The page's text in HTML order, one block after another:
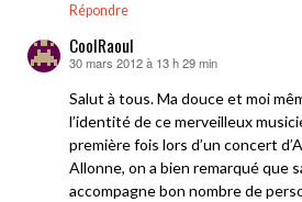
Répondre
CoolRaoul
dit :
30 mars 2012 à 13 h 29 min
Salut à tous. Ma douce et moi
l’identité de ce merveilleux
première fois lors d’un concert
Allonne, on a bien remarqué que
accompagne bon nombre de